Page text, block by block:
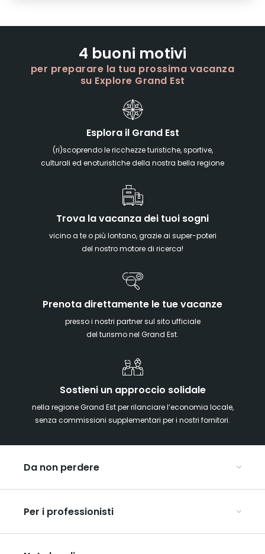
4 buoni motivi
per preparare la tua prossima vacanza
su Explore Grand Est
Esplora il Grand Est
(ri)scoprendo le ricchezze turistiche, sportive,
culturali ed enoturistiche della nostra bella regione
Trova la vacanza dei tuoi sogni
vicino a te o più lontano, grazie ai super-poteri
del nostro motore di ricerca!
Prenota direttamente le tue vacanze
presso i nostri partner sul sito ufficiale
del turismo nel Grand Est.
Sostieni un approccio solidale
nella regione Grand Est per rilanciare l’economia locale,
senza commissioni supplementari per i nostri fornitori.
Da non perdere
Alsazia
Ardenne
Champagne
Per i professionisti